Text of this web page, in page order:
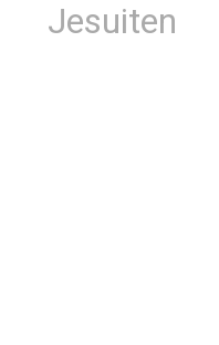
Jesuiten